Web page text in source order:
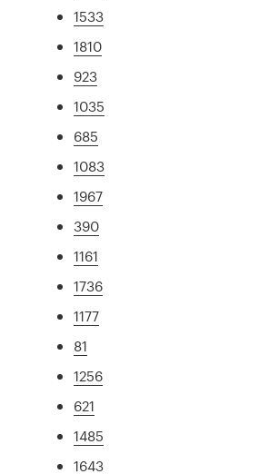
1533
1810
923
1035
685
1083
1967
390
1161
1736
1177
81
1256
621
1485
1643